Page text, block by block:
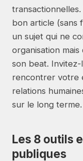
bon article (sans
un sujet qui ne
organisation
son beat. Invitez-
rencontrer votre
relations
sur le long terme.
Les 8 outils
publiques